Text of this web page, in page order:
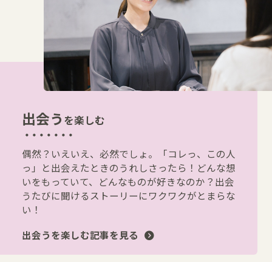
出会う を楽しむ
偶然？いえいえ、必然でしょ。「コレっ、この人
っ」と出会えたときのうれしさったら！どんな想
いをもっていて、どんなものが好きなのか？出会
うたびに聞けるストーリーにワクワクがとまらな
い！
出会うを楽しむ記事を見る